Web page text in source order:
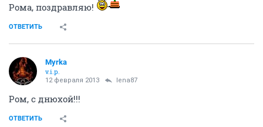
Рома, поздравляю!
ОТВЕТИТЬ
Myrka
v.i.p.
12 февраля 2013 lena87
Ром, с днюхой!!!
ОТВЕТИТЬ